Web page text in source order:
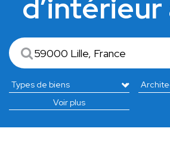
d’intérieur
Voir plus